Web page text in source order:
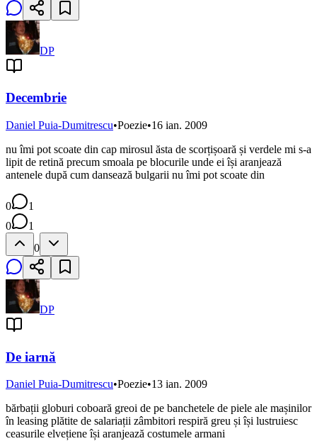
DP
Decembrie
Daniel Puia-Dumitrescu•Poezie•16 ian. 2009
nu îmi pot scoate din cap mirosul ăsta de scorțișoară și verdele mi s-a
lipit de retină precum smoala pe blocurile unde ei își aranjează
antenele după cum dansează bulgarii nu îmi pot scoate din
0
1
0
1
0
DP
De iarnă
Daniel Puia-Dumitrescu•Poezie•13 ian. 2009
bărbații globuri coboară greoi de pe banchetele de piele ale mașinilor
în leasing plătite de salariații zâmbitori respiră greu și își lustruiesc
ceasurile elvețiene își aranjează costumele armani